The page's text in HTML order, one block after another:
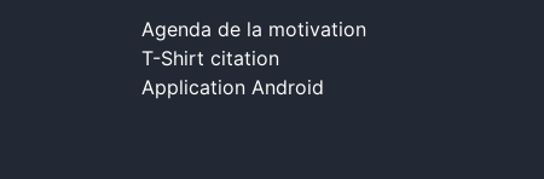
Agenda de la motivation
T-Shirt citation
Application Android